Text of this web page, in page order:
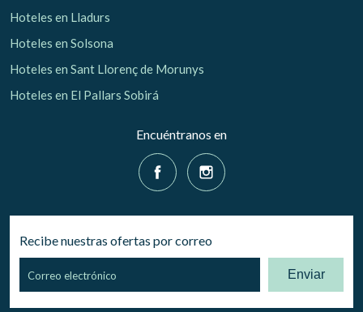
Hoteles en Lladurs
Hoteles en Solsona
Hoteles en Sant Llorenç de Morunys
Hoteles en El Pallars Sobirá
Encuéntranos en
Recibe nuestras ofertas por correo
Enviar